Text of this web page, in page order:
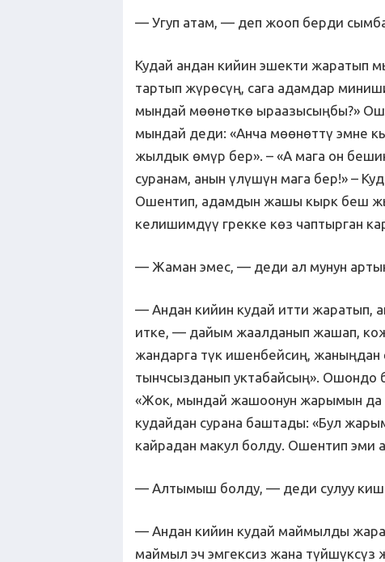
— Угуп атам, — деп жооп берди
Кудай андан кийин эшекти жаратып
тартып жүрөсүң, сага адамдар
мындай мөөнөткө ыраазысыңбы?»
мындай деди: «Анча мөөнөттү эмне
жылдык өмүр бер». – «А мага он
суранам, анын үлүшүн мага бер!» –
Ошентип, адамдын жашы кырк беш
келишимдүү грекке көз чаптырган
— Жаман эмес, — деди ал мунун
— Андан кийин кудай итти жаратып,
итке, — дайым жаалданып жашап,
жандарга түк ишенбейсиң, жаныңдан
тынчсызданып уктабайсың». Ошондо
«Жок, мындай жашоонун жарымын да
кудайдан сурана баштады: «Бул
кайрадан макул болду. Ошентип
— Алтымыш болду, — деди сулуу
— Андан кийин кудай маймылды
маймыл эч эмгексиз жана түйшүксүз